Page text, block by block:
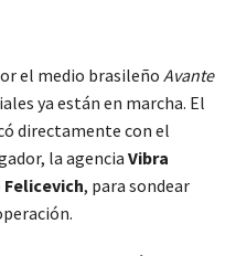
el medio brasileño Avante
ya están en marcha. El
directamente con el
la agencia Vibra
Felicevich, para sondear